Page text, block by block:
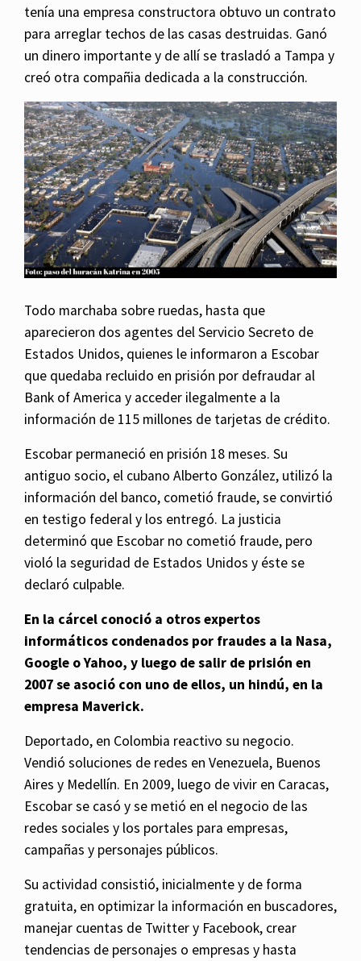
tenía una empresa constructora obtuvo un contrato
para arreglar techos de las casas destruidas. Ganó
un dinero importante y de allí se trasladó a Tampa y
creó otra compañia dedicada a la construcción.
Todo marchaba sobre ruedas, hasta que
aparecieron dos agentes del Servicio Secreto de
Estados Unidos, quienes le informaron a Escobar
que quedaba recluido en prisión por defraudar al
Bank of America y acceder ilegalmente a la
información de 115 millones de tarjetas de crédito.
Escobar permaneció en prisión 18 meses. Su
antiguo socio, el cubano Alberto González, utilizó la
información del banco, cometió fraude, se convirtió
en testigo federal y los entregó. La justicia
determinó que Escobar no cometió fraude, pero
violó la seguridad de Estados Unidos y éste se
declaró culpable.
En la cárcel conoció a otros expertos
informáticos condenados por fraudes a la Nasa,
Google o Yahoo, y luego de salir de prisión en
2007 se asoció con uno de ellos, un hindú, en la
empresa Maverick.
Deportado, en Colombia reactivo su negocio.
Vendió soluciones de redes en Venezuela, Buenos
Aires y Medellín. En 2009, luego de vivir en Caracas,
Escobar se casó y se metió en el negocio de las
redes sociales y los portales para empresas,
campañas y personajes públicos.
Su actividad consistió, inicialmente y de forma
gratuita, en optimizar la información en buscadores,
manejar cuentas de Twitter y Facebook, crear
tendencias de personajes o empresas y hasta